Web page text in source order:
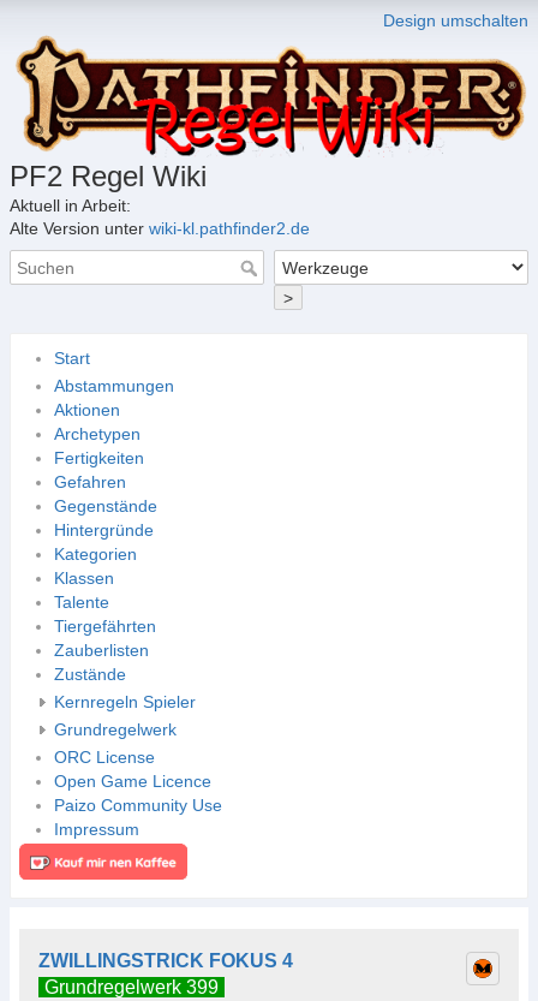
Design umschalten
PF2 Regel Wiki
Aktuell in Arbeit:
Alte Version unter wiki-kl.pathfinder2.de
>
Start
Abstammungen
Aktionen
Archetypen
Fertigkeiten
Gefahren
Gegenstände
Hintergründe
Kategorien
Klassen
Talente
Tiergefährten
Zauberlisten
Zustände
Kernregeln Spieler
Grundregelwerk
ORC License
Open Game Licence
Paizo Community Use
Impressum
ZWILLINGSTRICK FOKUS 4
Grundregelwerk 399